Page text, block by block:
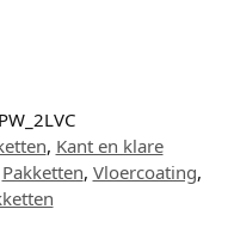
, Kant en klare
Pakketten, Vloercoating,